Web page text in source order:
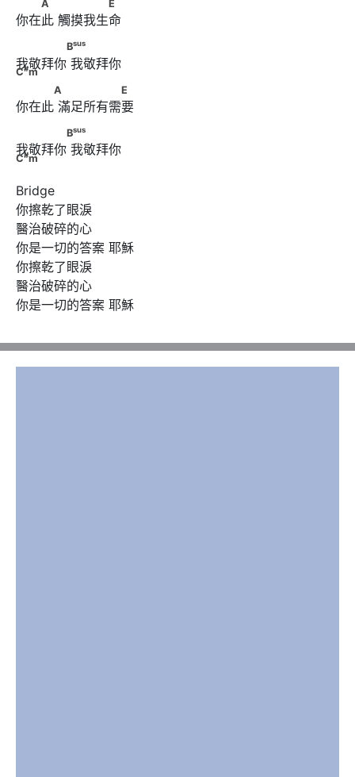
A E
你在此 觸摸我⽣命
Bsus
Bsus
C#m
我敬拜你 我敬拜你
A      　　　　　E
A E
你在此 滿足所有需要
Bsus
Bsus
C#m
我敬拜你 我敬拜你
Bridge
你擦乾了眼淚
醫治破碎的⼼
你是一切的答案 耶穌
你擦乾了眼淚
醫治破碎的⼼
你是一切的答案 耶穌